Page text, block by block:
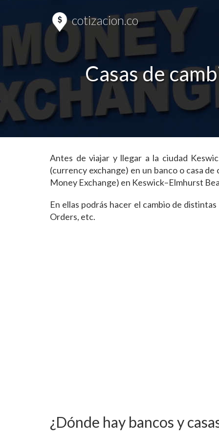
cotizacion.co
Casas de
Antes de viajar y llegar a la ciudad
(currency exchange) en un banco o casa
Money Exchange) en Keswick–Elmhurst
En ellas podrás hacer el cambio de
Orders, etc.
¿Dónde hay bancos y